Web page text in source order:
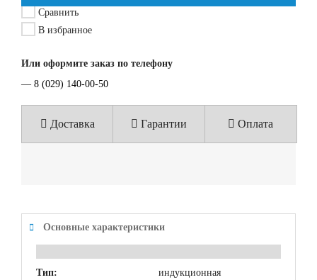
Сравнить
В избранное
Или оформите заказ по телефону
— 8 (029) 140-00-50
Доставка Гарантии Оплата
Основные характеристики
Тип:
индукционная